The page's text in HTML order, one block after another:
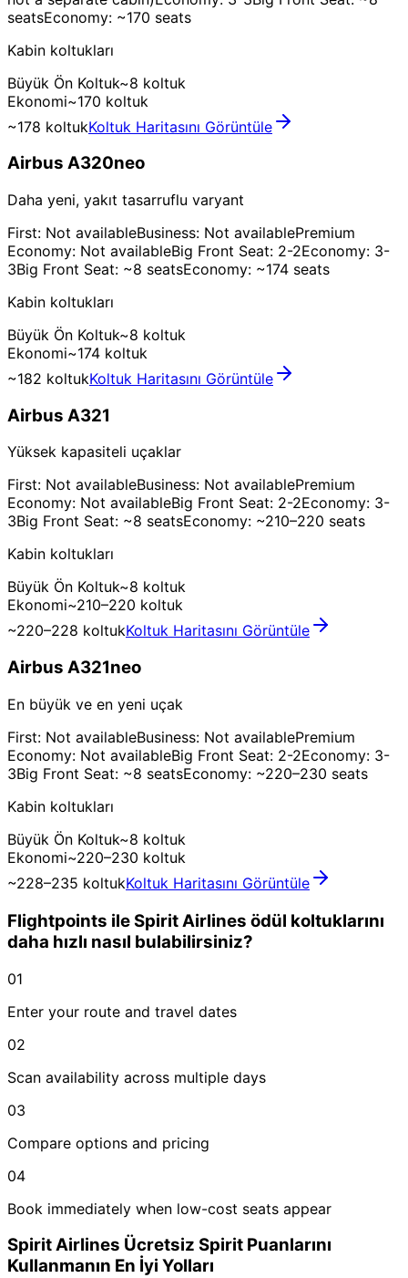
seatsEconomy: ~170 seats
Kabin koltukları
Büyük Ön Koltuk~8 koltuk
Ekonomi~170 koltuk
~178 koltukKoltuk Haritasını Görüntüle
Airbus A320neo
Daha yeni, yakıt tasarruflu varyant
First: Not availableBusiness: Not availablePremium
Economy: Not availableBig Front Seat: 2-2Economy: 3-
3Big Front Seat: ~8 seatsEconomy: ~174 seats
Kabin koltukları
Büyük Ön Koltuk~8 koltuk
Ekonomi~174 koltuk
~182 koltukKoltuk Haritasını Görüntüle
Airbus A321
Yüksek kapasiteli uçaklar
First: Not availableBusiness: Not availablePremium
Economy: Not availableBig Front Seat: 2-2Economy: 3-
3Big Front Seat: ~8 seatsEconomy: ~210–220 seats
Kabin koltukları
Büyük Ön Koltuk~8 koltuk
Ekonomi~210–220 koltuk
~220–228 koltukKoltuk Haritasını Görüntüle
Airbus A321neo
En büyük ve en yeni uçak
First: Not availableBusiness: Not availablePremium
Economy: Not availableBig Front Seat: 2-2Economy: 3-
3Big Front Seat: ~8 seatsEconomy: ~220–230 seats
Kabin koltukları
Büyük Ön Koltuk~8 koltuk
Ekonomi~220–230 koltuk
~228–235 koltukKoltuk Haritasını Görüntüle
Flightpoints ile Spirit Airlines ödül koltuklarını
daha hızlı nasıl bulabilirsiniz?
01
Enter your route and travel dates
02
Scan availability across multiple days
03
Compare options and pricing
04
Book immediately when low-cost seats appear
Spirit Airlines Ücretsiz Spirit Puanlarını
Kullanmanın En İyi Yolları